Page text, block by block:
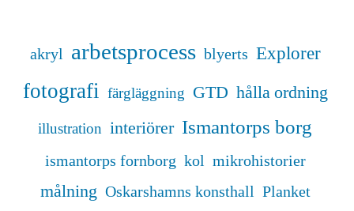
akryl arbetsprocess blyerts Explorer
fotografi färgläggning GTD hålla ordning
illustration interiörer Ismantorps borg
ismantorps fornborg kol mikrohistorier
målning Oskarshamns konsthall Planket